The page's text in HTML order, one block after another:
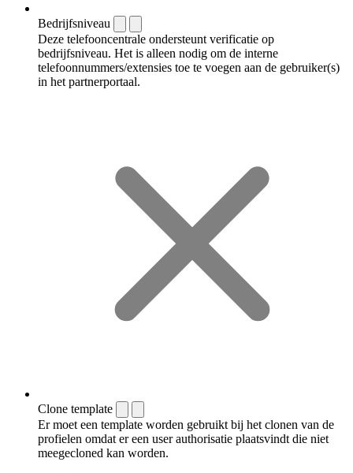
Bedrijfsniveau
Deze telefooncentrale ondersteunt verificatie op
bedrijfsniveau. Het is alleen nodig om de interne
telefoonnummers/extensies toe te voegen aan de gebruiker(s)
in het partnerportaal.
Clone template
Er moet een template worden gebruikt bij het clonen van de
profielen omdat er een user authorisatie plaatsvindt die niet
meegecloned kan worden.